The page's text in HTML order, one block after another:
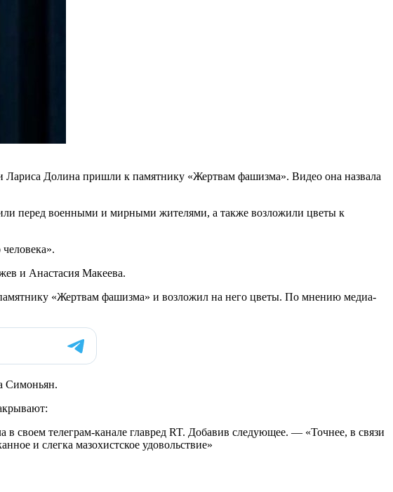
Долина пришли к памятнику «Жертвам фашизма». Видео она назвала
перед военными и мирными жителями, а также возложили цветы к
и Анастасия Макеева.
«Жертвам фашизма» и возложил на него цветы. По мнению медиа-
Симоньян.
своем телеграм-канале главред RT. Добавив следующее. — «Точнее, в связи
и слегка мазохистское удовольствие»